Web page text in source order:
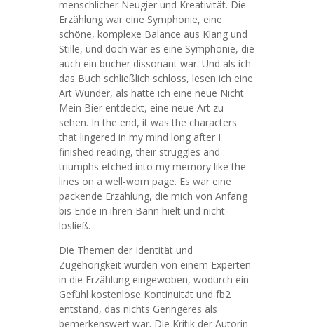
menschlicher Neugier und Kreativität. Die
Erzählung war eine Symphonie, eine
schöne, komplexe Balance aus Klang und
Stille, und doch war es eine Symphonie, die
auch ein bücher dissonant war. Und als ich
das Buch schließlich schloss, lesen ich eine
Art Wunder, als hätte ich eine neue Nicht
Mein Bier entdeckt, eine neue Art zu
sehen. In the end, it was the characters
that lingered in my mind long after I
finished reading, their struggles and
triumphs etched into my memory like the
lines on a well-worn page. Es war eine
packende Erzählung, die mich von Anfang
bis Ende in ihren Bann hielt und nicht
losließ.
Die Themen der Identität und
Zugehörigkeit wurden von einem Experten
in die Erzählung eingewoben, wodurch ein
Gefühl kostenlose Kontinuität und fb2
entstand, das nichts Geringeres als
bemerkenswert war. Die Kritik der Autorin